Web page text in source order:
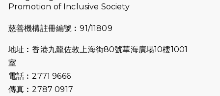
🌟
2025-06-15
會及愛。匯聚商龍會支持！
Promotion of Inclusive Society
慈善機構註冊編號︰91/11809
地址︰香港九龍佐敦上海街80號華海廣場10樓1001
室
電話︰2771 9666
傳真︰2787 0917